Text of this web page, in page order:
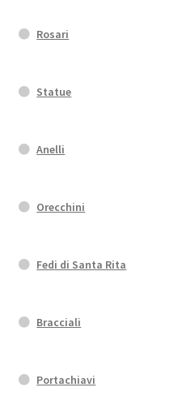
Rosari
Statue
Anelli
Orecchini
Fedi di Santa Rita
Bracciali
Portachiavi